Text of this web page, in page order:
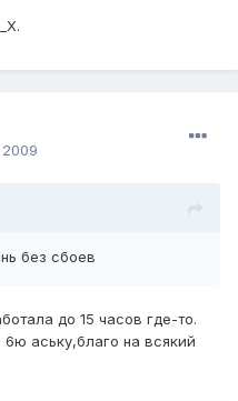
2009
без сбоев
до 15 часов где-то.
аську,благо на всякий